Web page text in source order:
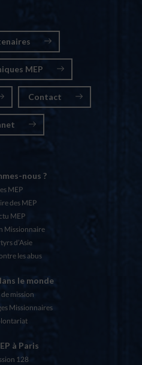
MEP
Contact
nous ?
MEP
des MEP
MEP
Missionnaire
d’Asie
les abus
le monde
de mission
Missionnaires
à Paris
128